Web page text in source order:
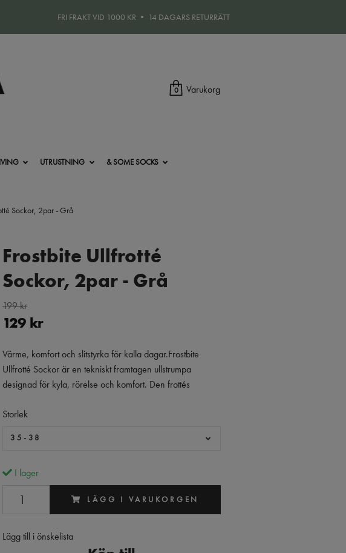
FRI FRAKT VID 1000 KR • 14 DAGARS RETURRÄTT
0 Varukorg
UTRUSTNING & SOME SOCKS
Sockor, 2par - Grå
Frostbite Ullfrotté
Sockor, 2par - Grå
199 kr
129 kr
Värme, komfort och slitstyrka för kalla dagar.Frostbite
Ullfrotté Sockor är en tekniskt framtagen ullstrumpa
designad för kyla, rörelse och komfort. Den frottés
Storlek
35-38
I lager
LÄGG I VARUKORGEN
Lägg till i önskelista